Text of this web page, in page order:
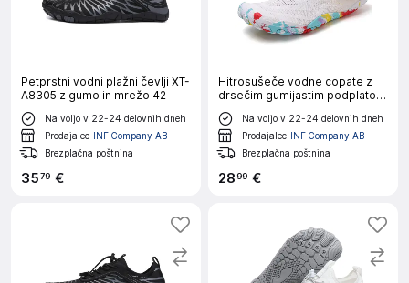
Petprstni vodni plažni čevlji XT-
A8305 z gumo in mrežo 42
Na voljo v 22-24 delovnih dneh
Prodajalec INF Company AB
Brezplačna poštnina
3579 €
Hitrosušeče vodne copate z
drsečim gumijastim podplatom
Na voljo v 22-24 delovnih dneh
Prodajalec INF Company AB
Brezplačna poštnina
2899 €